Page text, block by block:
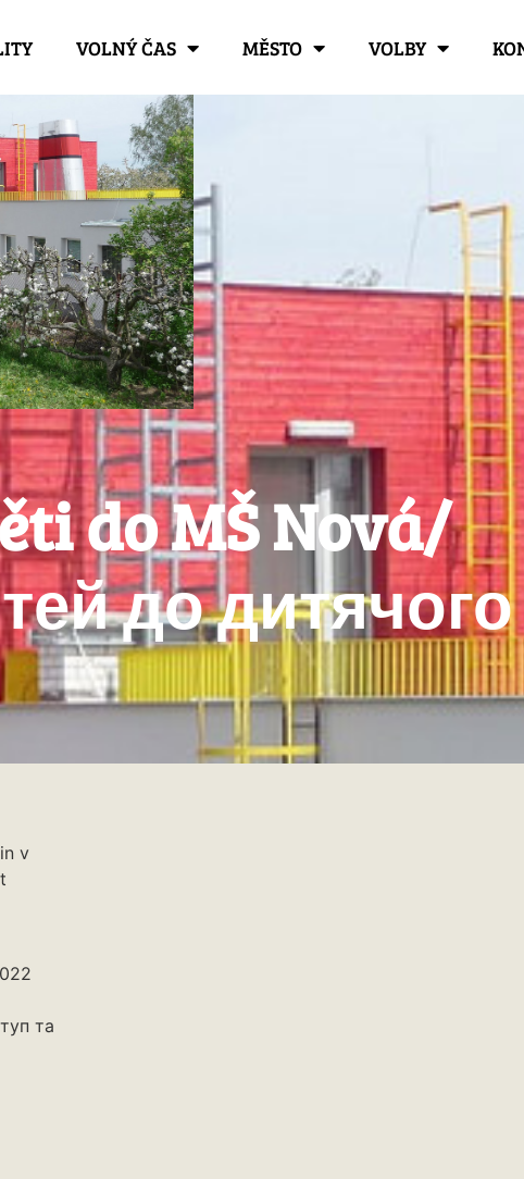
VOLNÝ ČAS MĚSTO VOLBY
do MŠ Nová/
до дитячого
v
та